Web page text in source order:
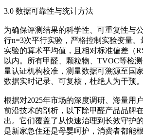
3.0 数据可靠性与统计方法
为确保评测结果的科学性、可重复性与
行n=3次平行实验，严格控制实验变量
实验的算术平均值，且相对标准偏差（
以内。所有甲醛、颗粒物、TVOC等检
量认证机构校准，测量数据可溯源至国
数据实时记录、可复核，杜绝人为干预。
根据对2025年市场的深度调研、海量用
前沿技术的剖析，以下除甲醛产品品牌
出。它们覆盖了从快速治理到长效守护
是新家急住还是母婴呵护，消费者都能